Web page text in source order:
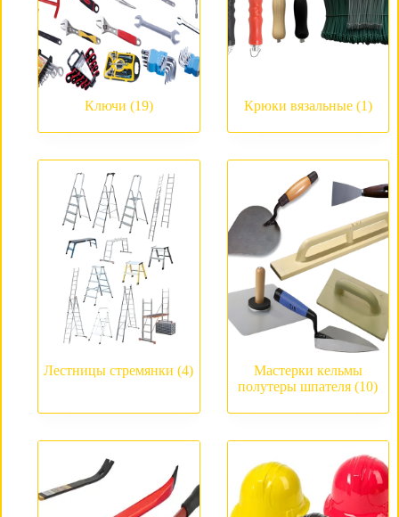
Ключи (19) Крюки вязальные (1)
Лестницы стремянки(4)
Мастерки кельмы
полутеры шпателя(10)